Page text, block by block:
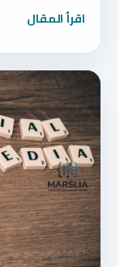
اقرأ المقال